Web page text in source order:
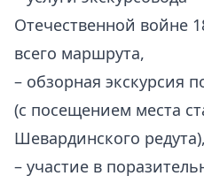
Отечественной войне
всего маршрута,
– обзорная экскурсия
(с посещением места
Шевардинского редута),
– участие в